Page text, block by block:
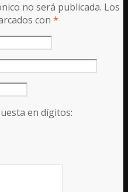
no será publicada. Los
con *
en dígitos: